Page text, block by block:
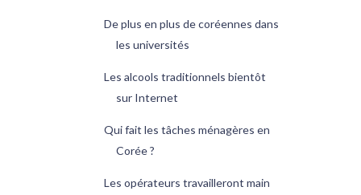
De plus en plus de coréennes dans
les universités
Les alcools traditionnels bientôt
sur Internet
Qui fait les tâches ménagères en
Corée ?
Les opérateurs travailleront main